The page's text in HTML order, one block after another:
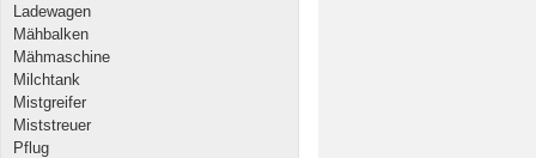
Ladewagen
Mähbalken
Mähmaschine
Milchtank
Mistgreifer
Miststreuer
Pflug